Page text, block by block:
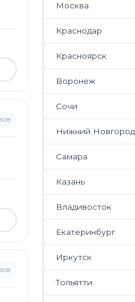
Москва
Краснодар
Красноярск
Воронеж
Сочи
Нижний Новгород
Самара
Казань
Владивосток
Екатеринбург
Иркутск
Тольятти